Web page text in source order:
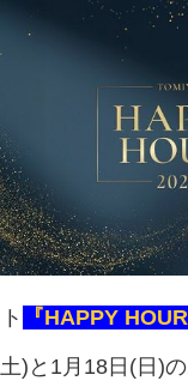
『HAPPY
)と1月18日(日)